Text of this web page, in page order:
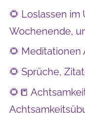
🌻 Loslassen im
Wochenende,
🌻 Meditationen
🌻 Sprüche,
🌻📒